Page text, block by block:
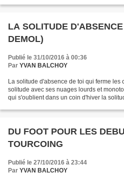
LA SOLITUDE D'ABSENCE DE
DEMOL)
Publié le 31/10/2016 à 00:36
Par YVAN BALCHOY
La solitude d'absence de toi qui ferme les
solitude avec ses nuages lourds et
qui s'oublient dans un coin d'hiver la
DU FOOT POUR LES
TOURCOING
Publié le 27/10/2016 à 23:44
Par YVAN BALCHOY